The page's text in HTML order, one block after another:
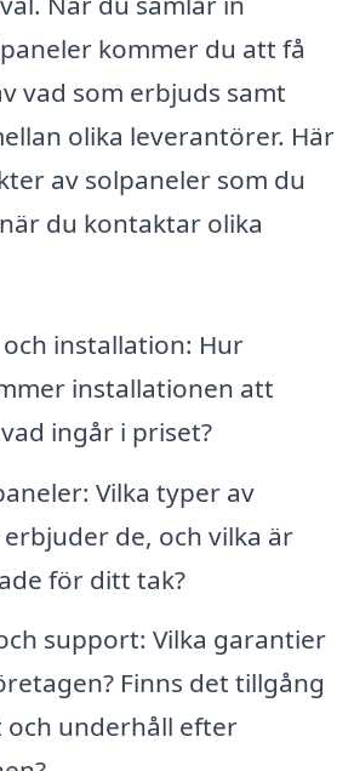
kommer du att få
vad som erbjuds samt
olika leverantörer. Här
av solpaneler som du
du kontaktar olika
installation: Hur
installationen att
ingår i priset?
Vilka typer av
de, och vilka är
för ditt tak?
support: Vilka garantier
Finns det tillgång
underhåll efter